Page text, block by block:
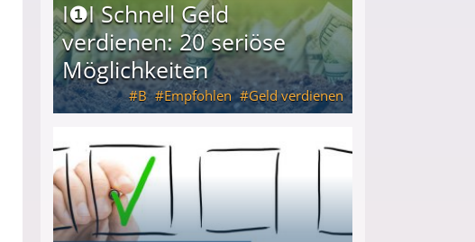
I❶I Schnell Geld
verdienen: 20 seriöse
Möglichkeiten
B Empfohlen Geld verdienen